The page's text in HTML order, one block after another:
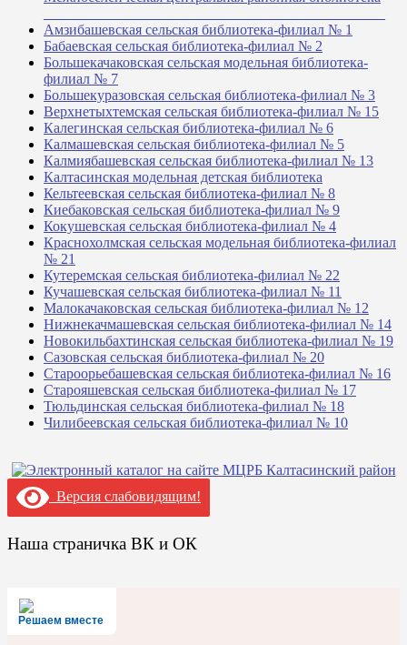
Амзибашевская сельская библиотека-филиал № 1
Бабаевская сельская библиотека-филиал № 2
Большекачаковская сельская модельная библиотека-
филиал № 7
Большекуразовская сельская библиотека-филиал № 3
Верхнетыхтемская сельская библиотека-филиал № 15
Калегинская сельская библиотека-филиал № 6
Калмашевская сельская библиотека-филиал № 5
Калмиябашевская сельская библиотека-филиал № 13
Калтасинская модельная детская библиотека
Кельтеевская сельская библиотека-филиал № 8
Киебаковская сельская библиотека-филиал № 9
Кокушевская сельская библиотека-филиал № 4
Краснохолмская сельская модельная библиотека-филиал
№ 21
Кутеремская сельская библиотека-филиал № 22
Кучашевская сельская библиотека-филиал № 11
Малокачаковская сельская библиотека-филиал № 12
Нижнекачмашевская сельская библиотека-филиал № 14
Новокильбахтинская сельская библиотека-филиал № 19
Сазовская сельская библиотека-филиал № 20
Староорьебашевская сельская библиотека-филиал № 16
Старояшевская сельская библиотека-филиал № 17
Тюльдинская сельская библиотека-филиал № 18
Чилибеевская сельская библиотека-филиал № 10
Версия слабовидящим!
Наша страничка ВК и ОК
Решаем вместе